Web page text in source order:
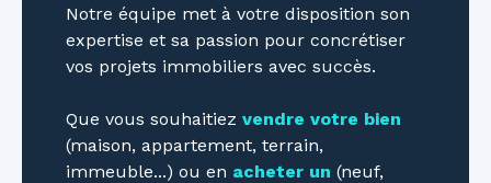
Notre équipe met à votre disposition son
expertise et sa passion pour concrétiser
vos projets immobiliers avec succès.
Que vous souhaitiez vendre votre bien
(maison, appartement, terrain,
immeuble...) ou en acheter un (neuf,